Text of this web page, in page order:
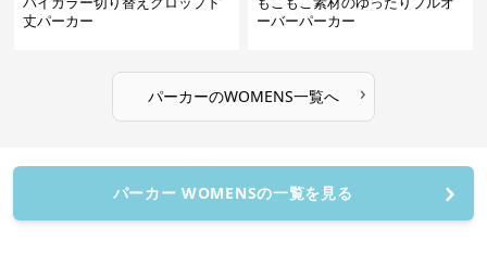
丈パーカー
ーバーパーカー
パーカーのWOMENS一覧へ ›
パーカー WOMENSの一覧を見る